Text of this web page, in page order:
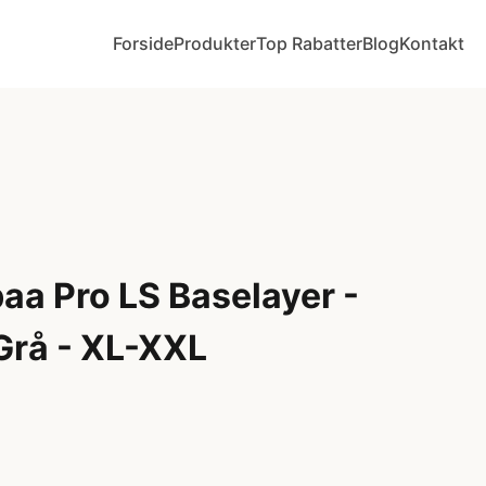
ForsideProdukterTop RabatterBlogKontakt
Pro LS Baselayer -
- XL-XXL